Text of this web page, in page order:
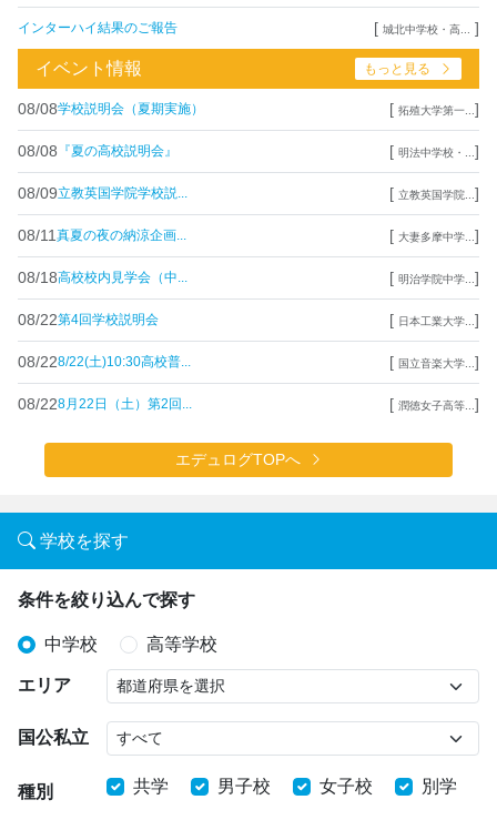
インターハイ結果のご報告 [ 城北中学校・高... ]
イベント情報 もっと見る
08/08学校説明会（夏期実施） [ 拓殖大学第一... ]
08/08 『夏の高校説明会』 [ 明法中学校・... ]
08/09立教英国学院学校説... [ 立教英国学院... ]
08/11 真夏の夜の納涼企画... [ 大妻多摩中学... ]
08/18高校校内見学会（中... [ 明治学院中学... ]
08/22第4回学校説明会 [ 日本工業大学... ]
08/228/22(土)10:30高校普... [ 国立音楽大学... ]
08/228月22日（土）第2回... [ 潤徳女子高等... ]
エデュログTOPへ
学校を探す
条件を絞り込んで探す
中学校 高等学校
エリア
国公私立
種別 共学 男子校 女子校 別学